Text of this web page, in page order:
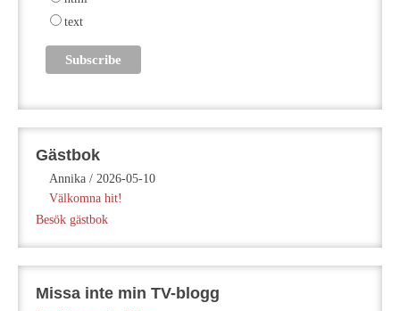
text
Gästbok
Annika / 2026-05-10
Välkomna hit!
Besök gästbok
Missa inte min TV-blogg